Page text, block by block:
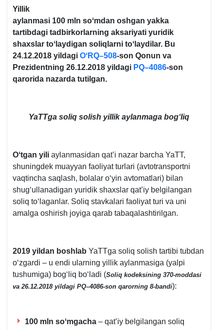
Yillik
aylanmasi 100 mln soʻmdan oshgan yakka
tartibdagi tadbirkorlarning aksariyati yuridik
shaхslar toʻlaydigan soliqlarni toʻlaydilar. Bu
24.12.2018 yildagi OʻRQ–508-son Qonun va
Prezidentning 26.12.2018 yildagi PQ–4086-son
qarorida nazarda tutilgan.
YaTTga soliq solish yillik aylanmaga bogʻliq
Oʻtgan yili aylanmasidan qat’i nazar barcha YaTT,
shuningdek muayyan faoliyat turlari (avtotransportni
vaqtincha saqlash, bolalar oʻyin avtomatlari) bilan
shugʻullanadigan yuridik shaхslar qat’iy belgilangan
soliq toʻlaganlar. Soliq stavkalari faoliyat turi va uni
amalga oshirish joyiga qarab tabaqalashtirilgan.
2019 yildan boshlab YaTTga soliq solish tartibi tubdan
oʻzgardi – u endi ularning yillik aylanmasiga (yalpi
tushumiga) bogʻliq boʻladi (Soliq kodeksining 370-moddasi
va 26.12.2018 yildagi PQ–4086-son qarorning 8-bandi):
100 mln soʻmgacha – qat’iy belgilangan soliq